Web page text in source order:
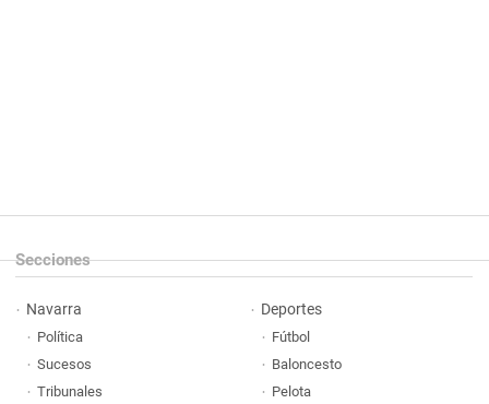
Secciones
Navarra
Política
Sucesos
Tribunales
Deportes
Fútbol
Baloncesto
Pelota